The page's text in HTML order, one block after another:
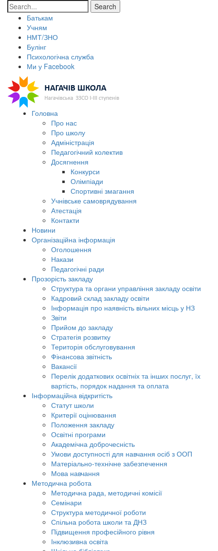
Search
Батькам
Учням
НМТ/ЗНО
Булінг
Психологічна служба
Ми у Facebook
Головна
Про нас
Про школу
Адміністрація
Педагогічний колектив
Досягнення
Конкурси
Олімпіади
Спортивні змагання
Учнівське самоврядування
Атестація
Контакти
Новини
Організаційна інформація
Оголошення
Накази
Педагогічні ради
Прозорість закладу
Структура та органи управління закладу освіти
Кадровий склад закладу освіти
Інформація про наявність вільних місць у НЗ
Звіти
Прийом до закладу
Стратегія розвитку
Територія обслуговування
Фінансова звітність
Вакансії
Перелік додаткових освітніх та інших послуг, їх
вартість, порядок надання та оплата
Інформаційна відкритість
Статут школи
Критерії оцінювання
Положення закладу
Освітні програми
Академічна доброчесність
Умови доступності для навчання осіб з ООП
Матеріально-технічне забезпечення
Мова навчання
Методична робота
Методична рада, методичні комісії
Семінари
Структура методичної роботи
Спільна робота школи та ДНЗ
Підвищення професійного рівня
Інклюзивна освіта